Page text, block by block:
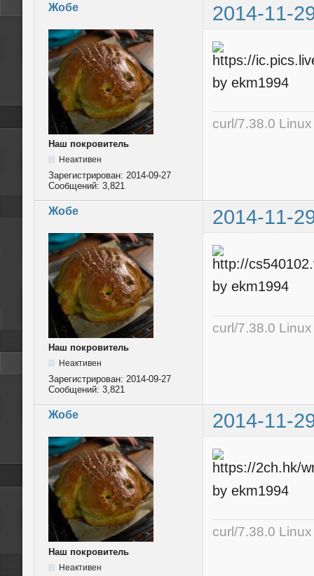
Жобе 2014-11-
Наш покровитель
Неактивен
Зарегистрирован: 2014-09-27
Сообщений: 3,821
by ekm1994
curl/7.38.0
Жобе 2014-11-
Наш покровитель
Неактивен
Зарегистрирован: 2014-09-27
Сообщений: 3,821
by ekm1994
curl/7.38.0
Жобе 2014-11-
Наш покровитель
Неактивен
by ekm1994
curl/7.38.0